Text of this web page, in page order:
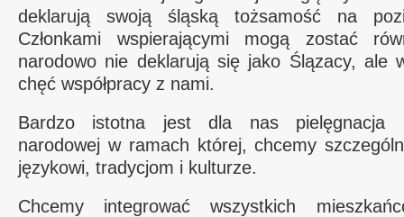
deklarują swoją śląską tożsamość na
Członkami wspierającymi mogą zostać
narodowo nie deklarują się jako Ślązacy, ale
chęć współpracy z nami.
Bardzo istotna jest dla nas pielęgnacja
narodowej w ramach której, chcemy
językowi, tradycjom i kulturze.
Chcemy integrować wszystkich